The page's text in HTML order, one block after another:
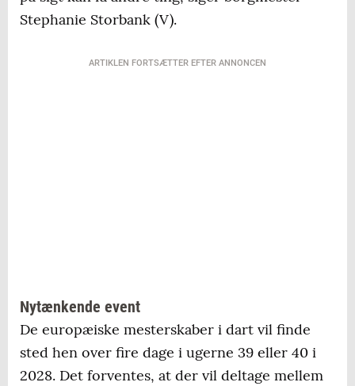
Stephanie Storbank (V).
ARTIKLEN FORTSÆTTER EFTER ANNONCEN
Nytænkende event
De europæiske mesterskaber i dart vil finde
sted hen over fire dage i ugerne 39 eller 40 i
2028. Det forventes, at der vil deltage mellem